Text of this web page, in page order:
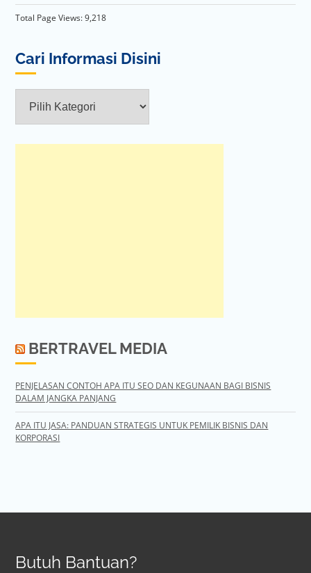
Total Page Views:9,218
Cari Informasi Disini
Informasi
Disini
BERTRAVEL MEDIA
PENJELASAN CONTOH APA ITU SEO DAN KEGUNAAN BAGI BISNIS
DALAM JANGKA PANJANG
APA ITU JASA: PANDUAN STRATEGIS UNTUK PEMILIK BISNIS DAN
KORPORASI
Butuh Bantuan?